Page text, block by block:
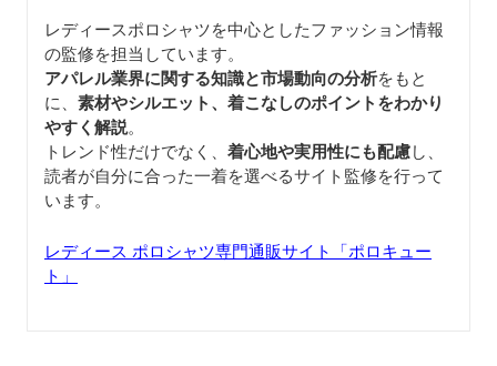
レディースポロシャツを中心としたファッション情報
の監修を担当しています。
アパレル業界に関する知識と市場動向の分析をもと
に、 素材やシルエット、着こなしのポイントをわかり
やすく解説。
トレンド性だけでなく、 着心地や実用性にも配慮し、
読者が自分に合った一着を選べるサイト監修を行って
います。
レディース ポロシャツ専門通販サイト「ポロキュー
ト」